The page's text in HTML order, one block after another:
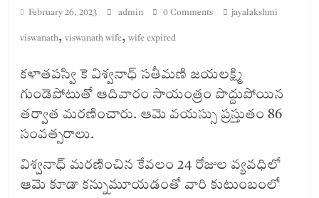
February 26, 2023 admin 0 Comments jayalakshmi
viswanath,viswanath wife,wife expired
కళాతపస్వి కె విశ్వనాధ్ సతీమణి జయలక్ష్మి
గుండెపోటుతో ఆదివారం సాయంత్రం పొద్దుపోయిన
తర్వాత మరణించారు. ఆమె వయస్సు ప్రస్తుతం 86
సంవత్సరాలు.
విశ్వనాధ్ మరణించిన కేవలం 24 రోజుల వ్యవధిలో
ఆమె కూడా కన్నుమూయడంతో వారి కుటుంబంలో